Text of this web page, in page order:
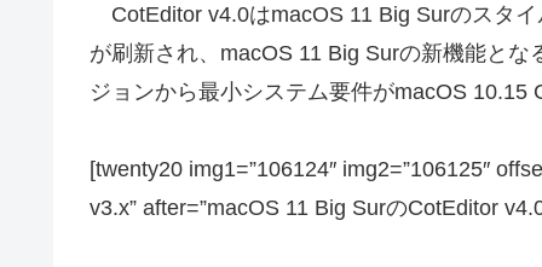
CotEditor v4.0はmacOS 11 Big Surのスタ
が刷新され、macOS 11 Big Surの新機能とな
ジョンから最小システム要件がmacOS 10.15
[twenty20 img1=”106124″ img2=”106125″
v3.x” after=”macOS 11 Big SurのCotEditor